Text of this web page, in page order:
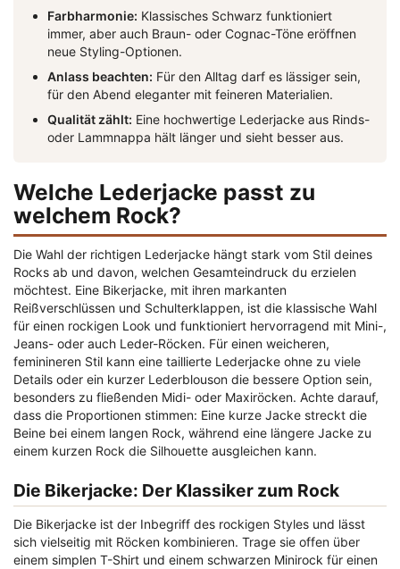
Farbharmonie: Klassisches Schwarz funktioniert
immer, aber auch Braun- oder Cognac-Töne eröffnen
neue Styling-Optionen.
Anlass beachten: Für den Alltag darf es lässiger sein,
für den Abend eleganter mit feineren Materialien.
Qualität zählt: Eine hochwertige Lederjacke aus Rinds-
oder Lammnappa hält länger und sieht besser aus.
Welche Lederjacke passt zu
welchem Rock?
Die Wahl der richtigen Lederjacke hängt stark vom Stil deines
Rocks ab und davon, welchen Gesamteindruck du erzielen
möchtest. Eine Bikerjacke, mit ihren markanten
Reißverschlüssen und Schulterklappen, ist die klassische Wahl
für einen rockigen Look und funktioniert hervorragend mit Mini-,
Jeans- oder auch Leder-Röcken. Für einen weicheren,
feminineren Stil kann eine taillierte Lederjacke ohne zu viele
Details oder ein kurzer Lederblouson die bessere Option sein,
besonders zu fließenden Midi- oder Maxiröcken. Achte darauf,
dass die Proportionen stimmen: Eine kurze Jacke streckt die
Beine bei einem langen Rock, während eine längere Jacke zu
einem kurzen Rock die Silhouette ausgleichen kann.
Die Bikerjacke: Der Klassiker zum Rock
Die Bikerjacke ist der Inbegriff des rockigen Styles und lässt
sich vielseitig mit Röcken kombinieren. Trage sie offen über
einem simplen T-Shirt und einem schwarzen Minirock für einen